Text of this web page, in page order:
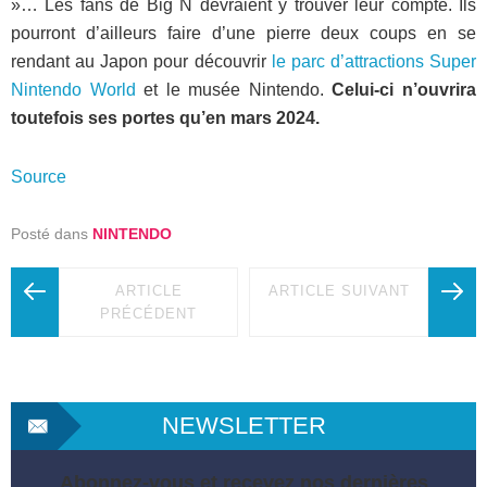
»… Les fans de Big N devraient y trouver leur compte. Ils
pourront d’ailleurs faire d’une pierre deux coups en se
rendant au Japon pour découvrir le parc d’attractions Super
Nintendo World et le musée Nintendo.Celui-ci n’ouvrira
toutefois ses portes qu’en mars 2024.
Source
Posté dans NINTENDO
ARTICLE
PRÉCÉDENT
ARTICLE SUIVANT
NEWSLETTER